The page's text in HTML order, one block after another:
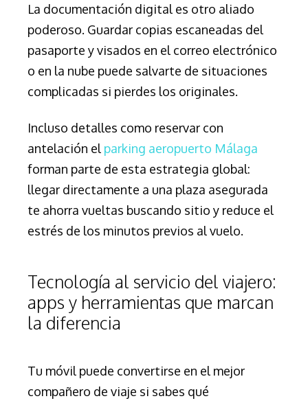
La documentación digital es otro aliado
poderoso. Guardar copias escaneadas del
pasaporte y visados en el correo electrónico
o en la nube puede salvarte de situaciones
complicadas si pierdes los originales.
Incluso detalles como reservar con
antelación el parking aeropuerto Málaga
forman parte de esta estrategia global:
llegar directamente a una plaza asegurada
te ahorra vueltas buscando sitio y reduce el
estrés de los minutos previos al vuelo.
Tecnología al servicio del viajero:
apps y herramientas que marcan
la diferencia
Tu móvil puede convertirse en el mejor
compañero de viaje si sabes qué